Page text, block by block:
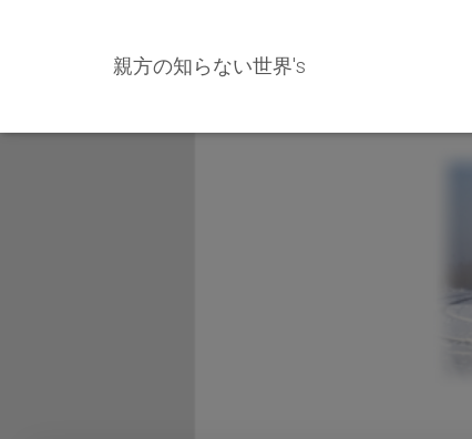
親方の知らない世界's